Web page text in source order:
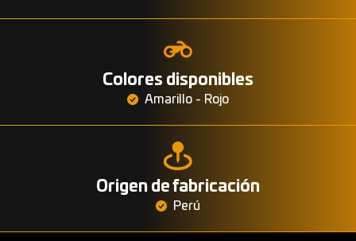
Colores disponibles
Amarillo - Rojo
Origen de fabricación
Perú